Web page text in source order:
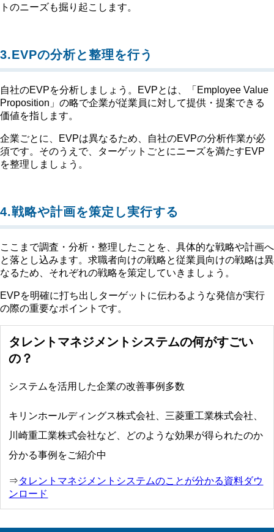
トのニーズも掘り起こします。
3.EVPの分析と整理を行う
自社のEVPを分析しましょう。EVPとは、「Employee Value
Proposition」の略で企業が従業員に対して提供・提案できる
価値を指します。
企業ごとに、EVPは異なるため、自社のEVPの分析作業が必
須です。そのうえで、ターゲットごとにニーズを満たすEVP
を整理しましょう。
4.戦略や計画を策定し実行する
ここまで調査・分析・整理したことを、具体的な戦略や計画へ
と落とし込みます。求職者向けの戦略と従業員向けの戦略は異
なるため、それぞれの戦略を策定していきましょう。
EVPを明確に打ち出しターゲットに伝わるような発信が実行
の際の重要なポイントです。
タレントマネジメントシステムの何がすごい
の？
システムを活用した企業の改善事例多数
キリンホールディングス株式会社、三菱重工業株式会社、
川崎重工業株式会社など、どのような効果が得られたのか
分かる事例をご紹介中
⇒タレントマネジメントシステムのことが分かる資料ダウ
ンロード